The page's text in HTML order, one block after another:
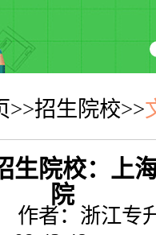
>>招生院校>>
生院校：上
院
作者：浙江专